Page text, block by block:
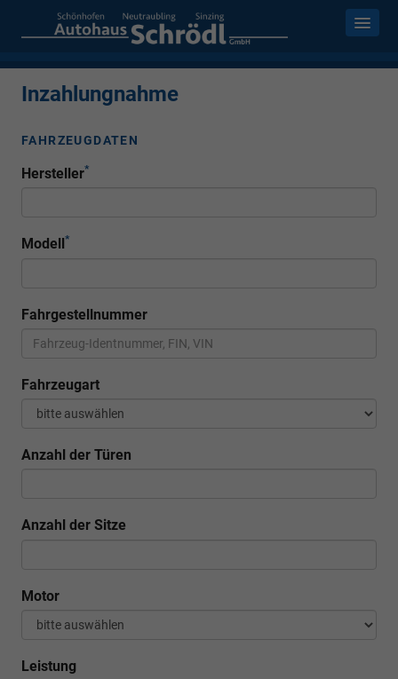
Inzahlungnahme
FAHRZEUGDATEN
Hersteller*
Modell *
Fahrgestellnummer
Fahrzeugart
Anzahl der Türen
Anzahl der Sitze
Motor
Leistung